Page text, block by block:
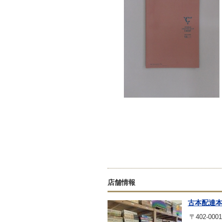
店舗情報
古本配達
〒402-0001